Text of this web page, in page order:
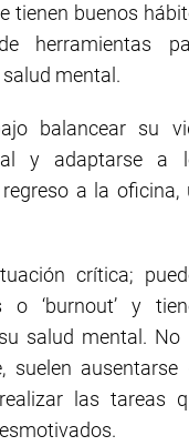
tienen buenos
herramientas
mental.
balancear su
y adaptarse a
a la oficina,
crítica;
o ‘burnout’ y
salud mental. No
suelen ausentarse
las tareas